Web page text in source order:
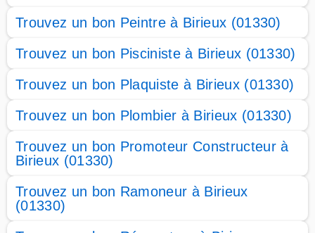
Trouvez un bon Peintre à Birieux (01330)
Trouvez un bon Pisciniste à Birieux (01330)
Trouvez un bon Plaquiste à Birieux (01330)
Trouvez un bon Plombier à Birieux (01330)
Trouvez un bon Promoteur Constructeur à
Birieux (01330)
Trouvez un bon Ramoneur à Birieux
(01330)